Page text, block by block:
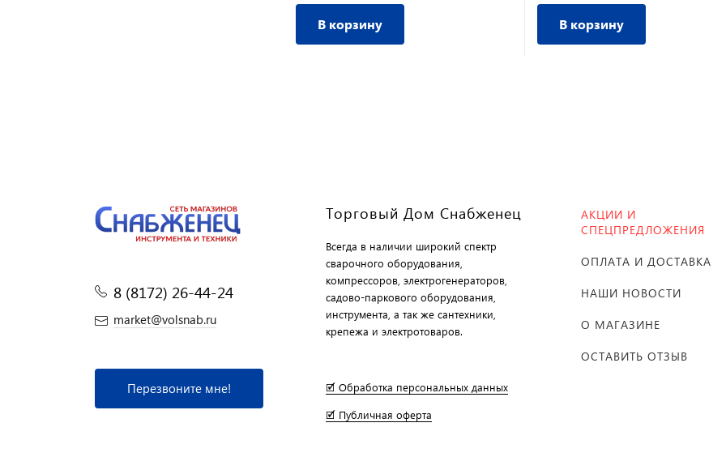
В корзину В корзину
8 (8172) 26-44-24
market@volsnab.ru
Перезвоните мне!
Торговый Дом Снабженец
Всегда в наличии широкий спектр
сварочного оборудования,
компрессоров, электрогенераторов,
садово-паркового оборудования,
инструмента, а так же сантехники,
крепежа и электротоваров.
🗹 Обработка персональных данных
🗹 Публичная оферта
АКЦИИ И
СПЕЦПРЕДЛОЖЕНИЯ
ОПЛАТА И ДОСТАВКА
НАШИ НОВОСТИ
О МАГАЗИНЕ
ОСТАВИТЬ ОТЗЫВ